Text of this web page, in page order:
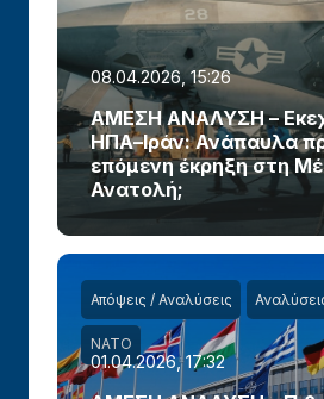
08.04.2026, 15:26
ΑΜΕΣΗ ΑΝΑΛΥΣΗ –
ΗΠΑ–Ιράν: Ανάπαυλα
επόμενη έκρηξη στη
Ανατολή;
Απόψεις / Αναλύσεις
ΝΑΤΟ
01.04.2026, 17:32